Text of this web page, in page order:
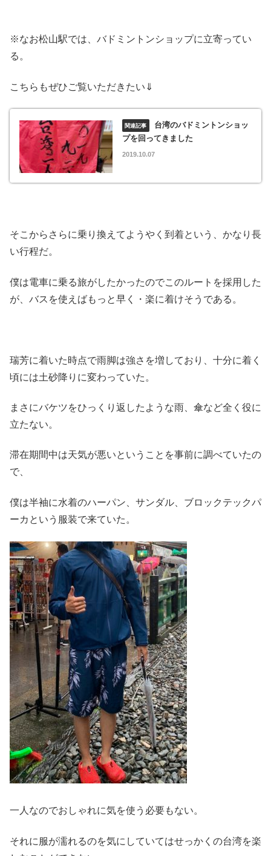
※なお松山駅では、バドミントンショップに立寄ってい
る。
こちらもぜひご覧いただきたい⇓
台湾のバドミントンショッ
プを回ってきました
2019.10.07
そこからさらに乗り換えてようやく到着という、かなり長
い行程だ。
僕は電車に乗る旅がしたかったのでこのルートを採用した
が、バスを使えばもっと早く・楽に着けそうである。
瑞芳に着いた時点で雨脚は強さを増しており、十分に着く
頃には土砂降りに変わっていた。
まさにバケツをひっくり返したような雨、傘など全く役に
立たない。
滞在期間中は天気が悪いということを事前に調べていたの
で、
僕は半袖に水着のハーパン、サンダル、ブロックテックパ
ーカという服装で来ていた。
一人なのでおしゃれに気を使う必要もない。
それに服が濡れるのを気にしていてはせっかくの台湾を楽